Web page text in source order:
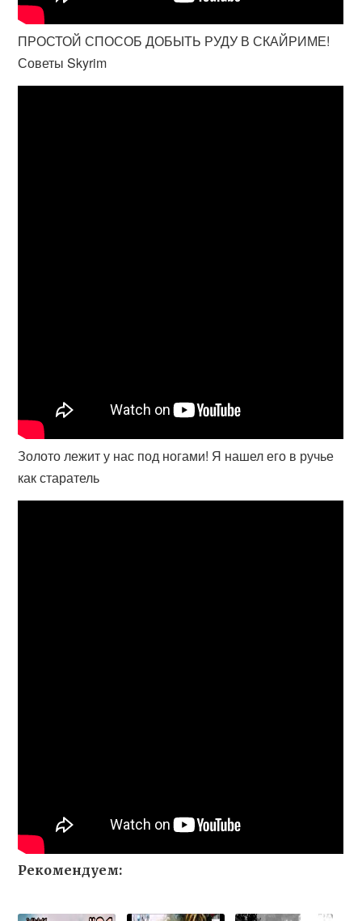
ПРОСТОЙ СПОСОБ ДОБЫТЬ РУДУ В СКАЙРИМЕ!
Советы Skyrim
Золото лежит у нас под ногами! Я нашел его в ручье
как старатель
Рекомендуем: